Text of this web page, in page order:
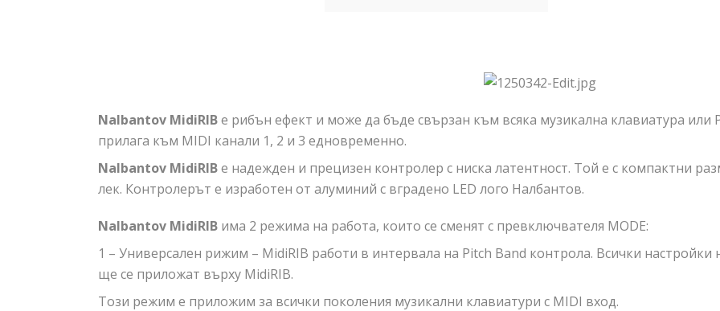
Nalbantov MidiRIBе рибън ефект и може да бъде свързан към всяка музикална клавиатура или
прилага към MIDI канали 1, 2 и 3 едновременно.
Nalbantov MidiRIBе надежден и прецизен контролер с ниска латентност. Той е с компактни
лек. Контролерът е изработен от алуминий с вградено LED лого Налбантов.
Nalbantov MidiRIB има 2 режима на работа, които се сменят с превключвателя MODE:
1 – Универсален рижим – MidiRIB работи в интервала на Pitch Band контрола. Всички настройки
ще се приложат върху MidiRIB.
Този режим е приложим за всички поколения музикални клавиатури с MIDI вход.